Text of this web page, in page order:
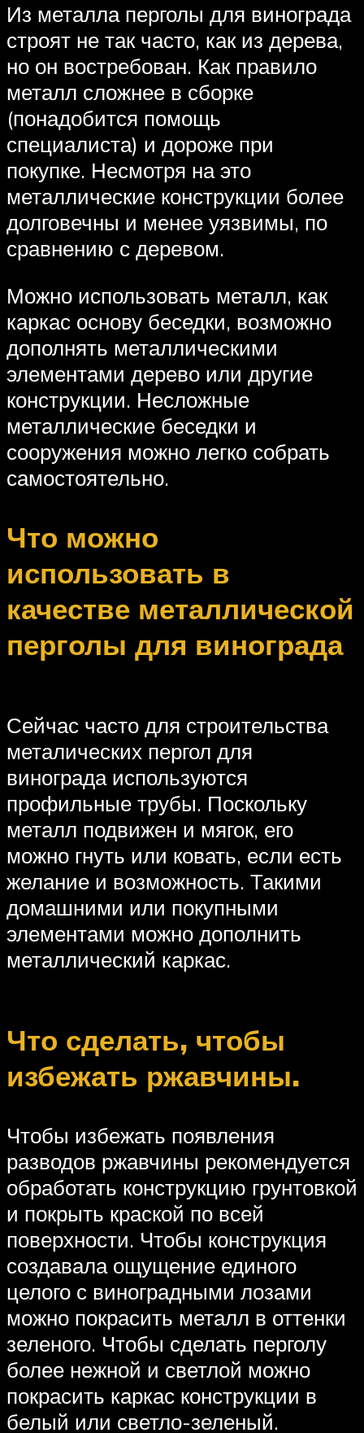
Из металла перголы для винограда
строят не так часто, как из дерева,
но он востребован. Как правило
металл сложнее в сборке
(понадобится помощь
специалиста) и дороже при
покупке. Несмотря на это
металлические конструкции более
долговечны и менее уязвимы, по
сравнению с деревом.
Можно использовать металл, как
каркас основу беседки, возможно
дополнять металлическими
элементами дерево или другие
конструкции. Несложные
металлические беседки и
сооружения можно легко собрать
самостоятельно.
Что можно
использовать в
качестве металлической
перголы для винограда
Сейчас часто для строительства
металических пергол для
винограда используются
профильные трубы. Поскольку
металл подвижен и мягок, его
можно гнуть или ковать, если есть
желание и возможность. Такими
домашними или покупными
элементами можно дополнить
металлический каркас.
Что сделать, чтобы
избежать ржавчины.
Чтобы избежать появления
разводов ржавчины рекомендуется
обработать конструкцию грунтовкой
и покрыть краской по всей
поверхности. Чтобы конструкция
создавала ощущение единого
целого с виноградными лозами
можно покрасить металл в оттенки
зеленого. Чтобы сделать перголу
более нежной и светлой можно
покрасить каркас конструкции в
белый или светло-зеленый.